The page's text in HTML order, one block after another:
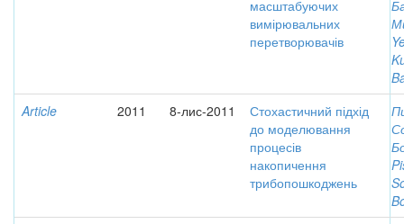
масштабуючих
вимірювальних
перетворювачів
Article
2011 8-лис-2011
Стохастичний підхід
до моделювання
процесів
накопичення
трибопошкоджень